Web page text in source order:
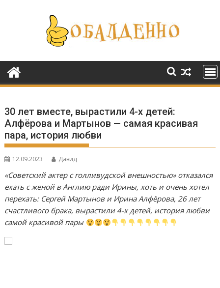
содержимому
30 лет вместе, вырастили 4-х детей:
Алфёрова и Мартынов — самая красивая
пара, история любви
12.09.2023 Давид
«Советский актер с голливудской внешностью» отказался
ехать с женой в Англию ради Ирины, хоть и очень хотел
перехать: Сергей Мартынов и Ирина Алфёрова, 26 лет
счастливого брака, вырастили 4-х детей, история любви
самой красивой пары